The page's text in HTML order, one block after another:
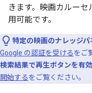
きます。映画カルー
用可能です。
特定の映画のナレッジパ
Google の認証を受けるをご
検索結果で再生ボタンを有
開始するをご覧ください。